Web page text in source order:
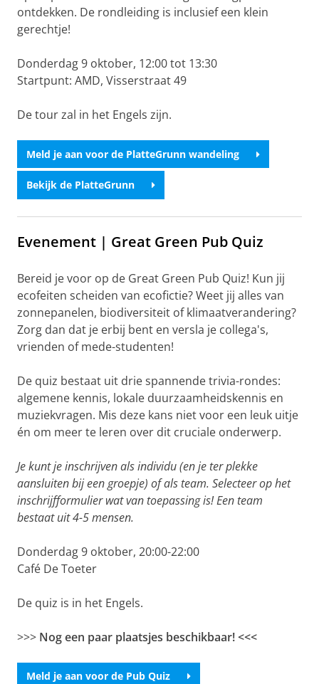
ontdekken. De rondleiding is inclusief een klein
gerechtje!
Donderdag 9 oktober, 12:00 tot 13:30
Startpunt: AMD, Visserstraat 49
De tour zal in het Engels zijn.
Meld je aan voor de PlatteGrunn wandeling
Bekijk de PlatteGrunn
Evenement | Great Green Pub Quiz
Bereid je voor op de Great Green Pub Quiz! Kun jij
ecofeiten scheiden van ecofictie? Weet jij alles van
zonnepanelen, biodiversiteit of klimaatverandering?
Zorg dan dat je erbij bent en versla je collega's,
vrienden of mede-studenten!
De quiz bestaat uit drie spannende trivia-rondes:
algemene kennis, lokale duurzaamheidskennis en
muziekvragen. Mis deze kans niet voor een leuk uitje
én om meer te leren over dit cruciale onderwerp.
Je kunt je inschrijven als individu (en je ter plekke
aansluiten bij een groepje) of als team. Selecteer op het
inschrijfformulier wat van toepassing is! Een team
bestaat uit 4-5 mensen.
Donderdag 9 oktober, 20:00-22:00
Café De Toeter
De quiz is in het Engels.
>>> Nog een paar plaatsjes beschikbaar! <<<
Meld je aan voor de Pub Quiz